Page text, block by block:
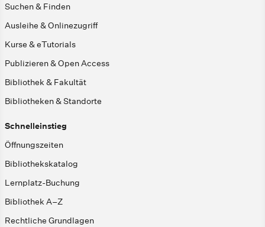
Suchen & Finden
Ausleihe & Onlinezugriff
Kurse & eTutorials
Publizieren & Open Access
Bibliothek & Fakultät
Bibliotheken & Standorte
Schnelleinstieg
Öffnungszeiten
Bibliothekskatalog
Lernplatz-Buchung
Bibliothek A–Z
Rechtliche Grundlagen